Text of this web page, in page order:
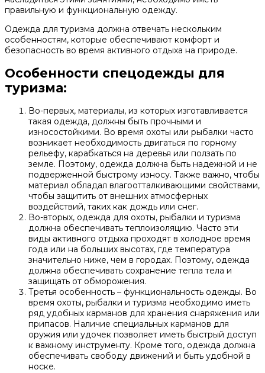
правильную и функциональную одежду.
Одежда для туризма должна отвечать нескольким
особенностям, которые обеспечивают комфорт и
безопасность во время активного отдыха на природе.
Особенности спецодежды для
туризма:
Во-первых, материалы, из которых изготавливается
такая одежда, должны быть прочными и
износостойкими. Во время охоты или рыбалки часто
возникает необходимость двигаться по горному
рельефу, карабкаться на деревья или ползать по
земле. Поэтому, одежда должна быть надежной и не
подверженной быстрому износу. Также важно, чтобы
материал обладал влагоотталкивающими свойствами,
чтобы защитить от внешних атмосферных
воздействий, таких как дождь или снег.
Во-вторых, одежда для охоты, рыбалки и туризма
должна обеспечивать теплоизоляцию. Часто эти
виды активного отдыха проходят в холодное время
года или на больших высотах, где температура
значительно ниже, чем в городах. Поэтому, одежда
должна обеспечивать сохранение тепла тела и
защищать от обморожения.
Третья особенность – функциональность одежды. Во
время охоты, рыбалки и туризма необходимо иметь
ряд удобных карманов для хранения снаряжения или
припасов. Наличие специальных карманов для
оружия или удочек позволяет иметь быстрый доступ
к важному инструменту. Кроме того, одежда должна
обеспечивать свободу движений и быть удобной в
носке.